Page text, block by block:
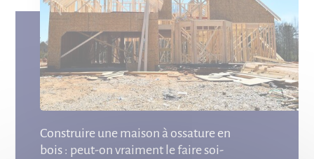
Construire une maison à ossature en
bois : peut-on vraiment le faire soi-